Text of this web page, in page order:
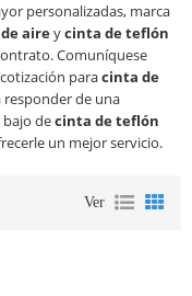
personalizadas, marca
aireycinta de teflón
Comuníquese
paracinta de
responder de una
decinta de teflón
un mejor servicio.
Ver